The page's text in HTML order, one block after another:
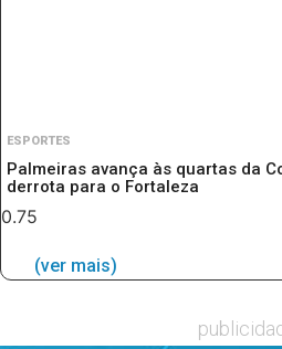
ESPORTES
Palmeiras avança às quartas da
derrota para o Fortaleza
(ver mais)